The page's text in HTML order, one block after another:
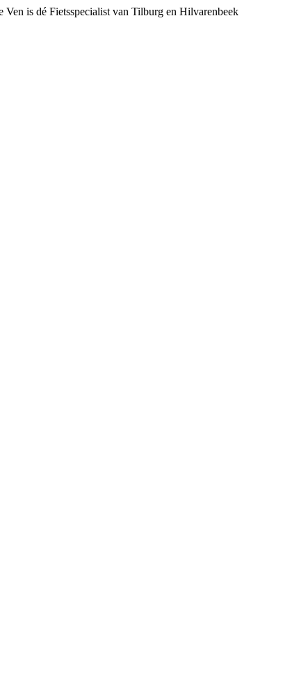
Ven is dé Fietsspecialist van Tilburg en Hilvarenbeek